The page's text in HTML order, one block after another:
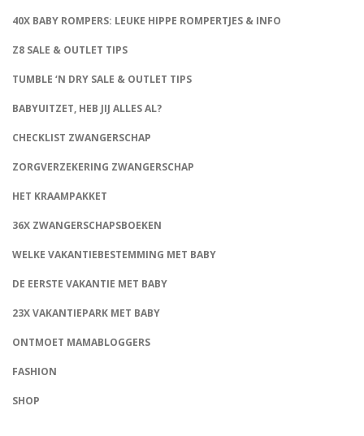
40X BABY ROMPERS: LEUKE HIPPE ROMPERTJES & INFO
Z8 SALE & OUTLET TIPS
TUMBLE ‘N DRY SALE & OUTLET TIPS
BABYUITZET, HEB JIJ ALLES AL?
CHECKLIST ZWANGERSCHAP
ZORGVERZEKERING ZWANGERSCHAP
HET KRAAMPAKKET
36X ZWANGERSCHAPSBOEKEN
WELKE VAKANTIEBESTEMMING MET BABY
DE EERSTE VAKANTIE MET BABY
23X VAKANTIEPARK MET BABY
ONTMOET MAMABLOGGERS
FASHION
SHOP